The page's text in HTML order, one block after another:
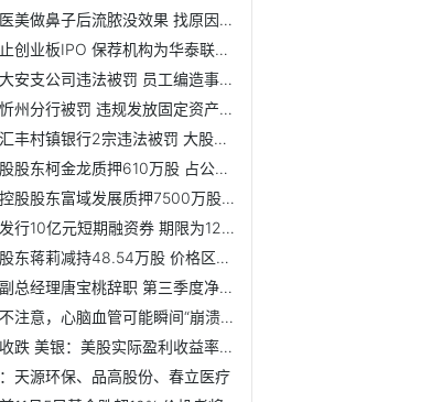
杭州聚美医美做鼻子后流脓没效果 找原因谁在“引导”
保丽洁终止创业板IPO 保荐机构为华泰联合证券
人保财险大安支公司违法被罚 员工编造事故虚假理赔
晋商银行忻州分行被罚 违规发放固定资产贷款
山东荣成汇丰村镇银行2宗违法被罚 大股东为汇丰银行
大参林控股股东柯金龙质押610万股 占公司总股本比例的0.77%
新城控股控股股东富域发展质押7500万股 占公司总股本比例的3.32%
航天电子发行10亿元短期融资券 期限为122天
贝肯能源股东蒋莉减持48.54万股 价格区间为7.97-8.28元/股
睿能科技副总经理唐宝桃辞职 第三季度净利润为2471万元
秋冬养护不注意，心脑血管可能瞬间“崩溃”！
美股周一收跌 美银：美股实际盈利收益率已跌入负值
天源环保、品高股份、春立医疗